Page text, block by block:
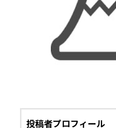
投稿者プロフィール